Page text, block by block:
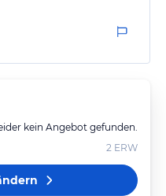
es wäre auch
das Hotel aber bei
die Strasse vor
kein Angebot gefunden.
2 ERW